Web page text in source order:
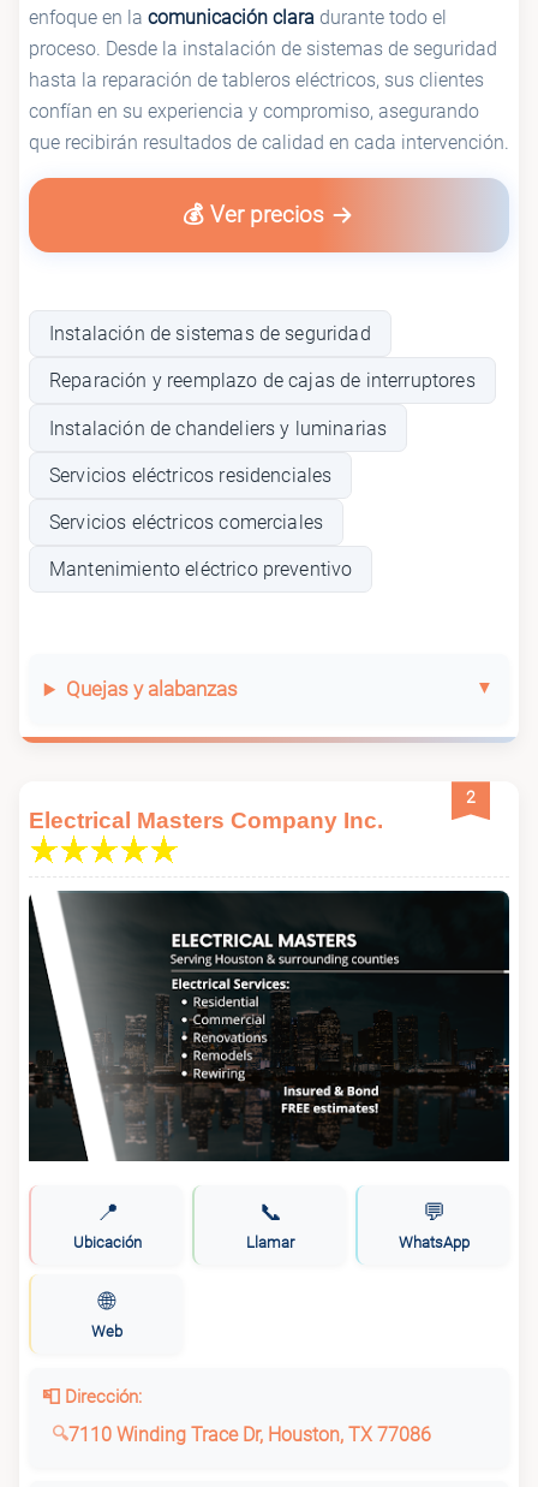
enfoque en la comunicación clara durante todo el
proceso. Desde la instalación de sistemas de seguridad
hasta la reparación de tableros eléctricos, sus clientes
confían en su experiencia y compromiso, asegurando
que recibirán resultados de calidad en cada intervención.
💰 Ver precios
Instalación de sistemas de seguridad
Reparación y reemplazo de cajas de interruptores
Instalación de chandeliers y luminarias
Servicios eléctricos residenciales
Servicios eléctricos comerciales
Mantenimiento eléctrico preventivo
Quejas y alabanzas
2
Electrical Masters Company Inc.
📍
Ubicación
📞
Llamar
💬
WhatsApp
🌐
Web
📮 Dirección:
7110 Winding Trace Dr, Houston, TX 77086